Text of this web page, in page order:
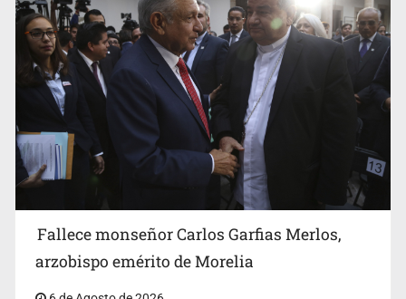
México golea a Panamá y se clasifica al Mundial sub 20
Fallece monseñor Carlos Garfias Merlos,
arzobispo emérito de Morelia